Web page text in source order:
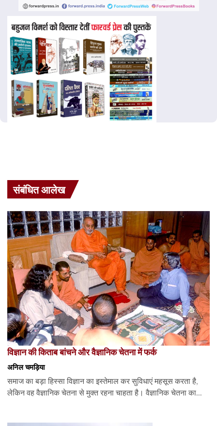
संबंधित आलेख
विज्ञान की किताब बांचने और वैज्ञानिक चेतना में फर्क
अनिल चमड़िया
समाज का बड़ा हिस्सा विज्ञान का इस्तेमाल कर सुविधाएं महसूस करता है,
लेकिन वह वैज्ञानिक चेतना से मुक्त रहना चाहता है। वैज्ञानिक चेतना का...